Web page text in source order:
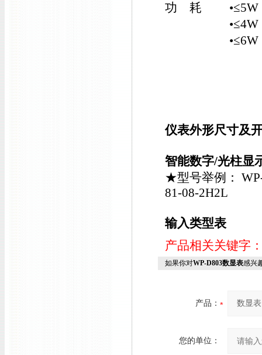
功 耗 •≤5W（
•≤4W（AC /
•≤6W（AC/
仪表外形尺寸及
智能数字/光柱显
★型号举例：
81-08-2H2L
输入类型表
产品相关关键字
如果你对WP-D803数显表感兴
产品：
您的单位：